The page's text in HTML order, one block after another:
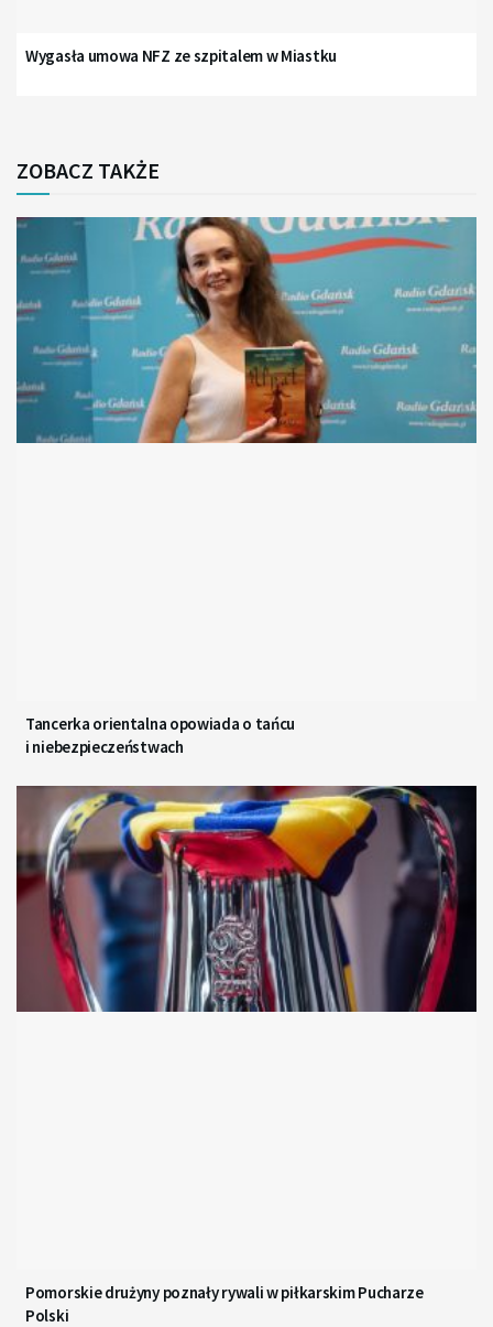
Wygasła umowa NFZ ze szpitalem w Miastku
ZOBACZ TAKŻE
Tancerka orientalna opowiada o tańcu
i niebezpieczeństwach
Pomorskie drużyny poznały rywali w piłkarskim Pucharze
Polski